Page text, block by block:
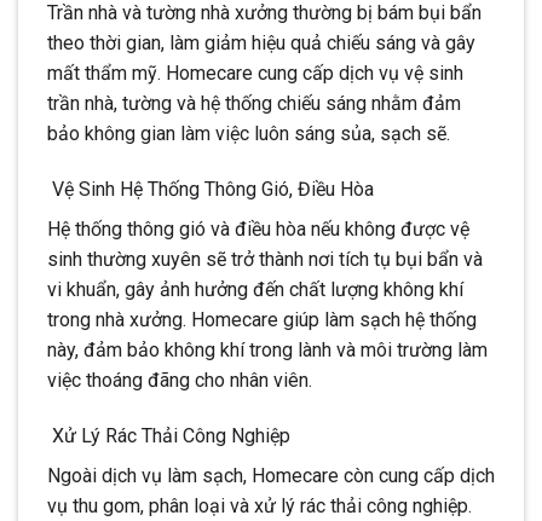
Trần nhà và tường nhà xưởng thường bị bám bụi bẩn
theo thời gian, làm giảm hiệu quả chiếu sáng và gây
mất thẩm mỹ. Homecare cung cấp dịch vụ vệ sinh
trần nhà, tường và hệ thống chiếu sáng nhằm đảm
bảo không gian làm việc luôn sáng sủa, sạch sẽ.
Vệ Sinh Hệ Thống Thông Gió, Điều Hòa
Hệ thống thông gió và điều hòa nếu không được vệ
sinh thường xuyên sẽ trở thành nơi tích tụ bụi bẩn và
vi khuẩn, gây ảnh hưởng đến chất lượng không khí
trong nhà xưởng. Homecare giúp làm sạch hệ thống
này, đảm bảo không khí trong lành và môi trường làm
việc thoáng đãng cho nhân viên.
Xử Lý Rác Thải Công Nghiệp
Ngoài dịch vụ làm sạch, Homecare còn cung cấp dịch
vụ thu gom, phân loại và xử lý rác thải công nghiệp.